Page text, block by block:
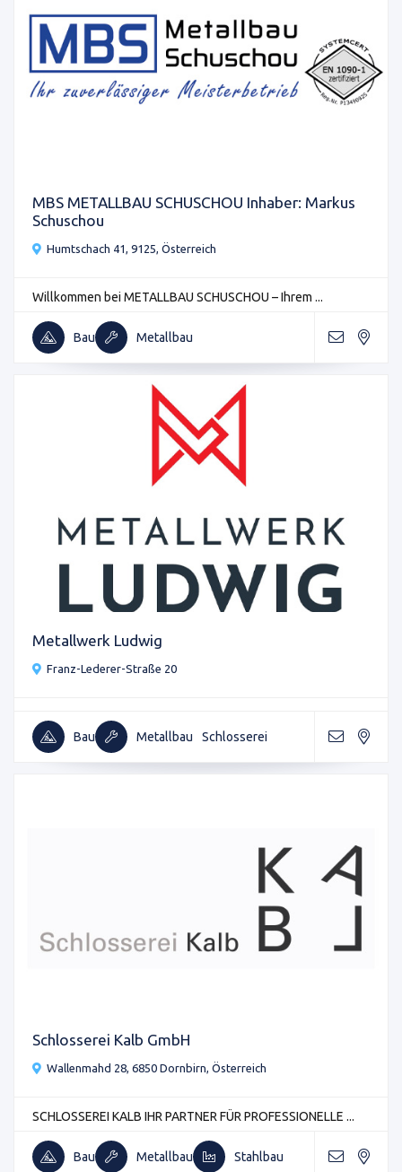
MBS METALLBAU SCHUSCHOU Inhaber: Markus
Schuschou
Humtschach 41, 9125, Österreich
Willkommen bei METALLBAU SCHUSCHOU – Ihrem ...
Bau Metallbau
Metallwerk Ludwig
Franz-Lederer-Straße 20
Bau Metallbau Schlosserei
Schlosserei Kalb GmbH
Wallenmahd 28, 6850 Dornbirn, Österreich
SCHLOSSEREI KALB IHR PARTNER FÜR PROFESSIONELLE ...
Bau Metallbau Stahlbau